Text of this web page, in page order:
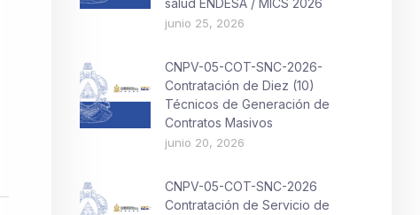
salud ENDESA / MICS 2026
junio 25, 2026
CNPV-05-COT-SNC-2026-
Contratación de Diez (10)
Técnicos de Generación de
Contratos Masivos
junio 20, 2026
CNPV-05-COT-SNC-2026
Contratación de Servicio de